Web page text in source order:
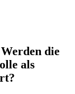
die
als